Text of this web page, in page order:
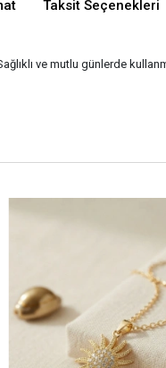
Taksit Seçenekleri
ve mutlu günlerde